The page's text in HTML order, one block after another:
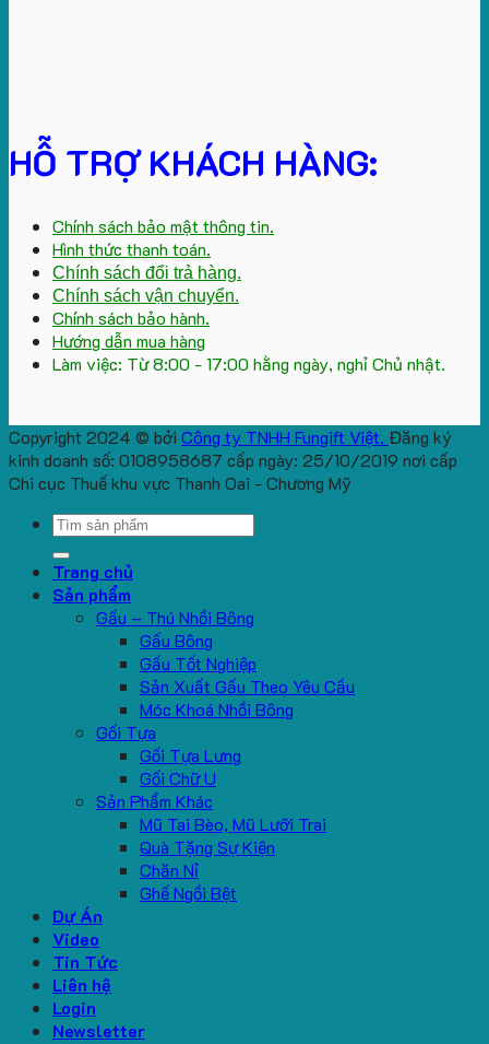
HỖ TRỢ KHÁCH HÀNG:
Chính sách bảo mật thông tin.
Hình thức thanh toán.
Chính sách đổi trả hàng.
Chính sách vận chuyển.
Chính sách bảo hành.
Hướng dẫn mua hàng
Làm việc: Từ 8:00 - 17:00 hằng ngày, nghỉ Chủ nhật.
Copyright 2024 © bởi Công ty TNHH Fungift Việt. Đăng ký
kinh doanh số: 0108958687 cấp ngày: 25/10/2019 nơi cấp
Chi cục Thuế khu vực Thanh Oai - Chương Mỹ
Search
Trang chủ
Sản phẩm
Gấu – Thú Nhồi Bông
Gấu Bông
Gấu Tốt Nghiệp
Sản Xuất Gấu Theo Yêu Cầu
Móc Khoá Nhồi Bông
Gối Tựa
Gối Tựa Lưng
Gối Chữ U
Sản Phẩm Khác
Mũ Tai Bèo, Mũ Lưỡi Trai
Quà Tặng Sự Kiện
Chăn Nỉ
Ghế Ngồi Bệt
Dự Án
Video
Tin Tức
Liên hệ
Login
Newsletter